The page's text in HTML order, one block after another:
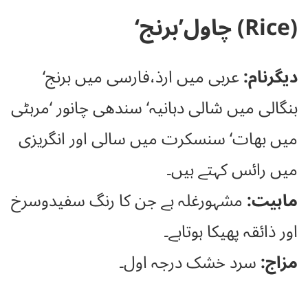
(Rice) چاول’برنج‘
دیگرنام:عربی میں ارذ،فارسی میں برنج‘
بنگالی میں شالی دہانیہ‘ سندھی چانور ‘مرہٹی
میں بھات‘ سنسکرت میں سالی اور انگریزی
میں رائس کہتے ہیں۔
ماہیت:مشہورغلہ ہے جن کا رنگ سفیدوسرخ
اور ذائقہ پھیکا ہوتاہے۔
مزاج:سرد خشک درجہ اول۔